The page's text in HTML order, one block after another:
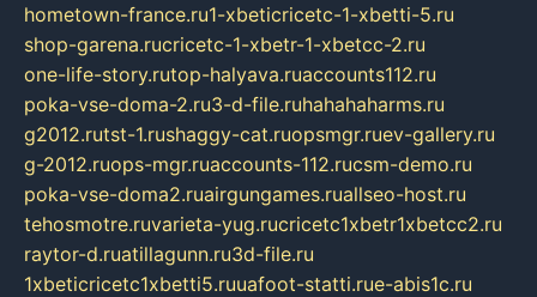
hometown-france.ru1-xbeticricetc-1-xbetti-5.ru
shop-garena.rucricetc-1-xbetr-1-xbetcc-2.ru
one-life-story.rutop-halyava.ruaccounts112.ru
poka-vse-doma-2.ru3-d-file.ruhahahaharms.ru
g2012.rutst-1.rushaggy-cat.ruopsmgr.ruev-gallery.ru
g-2012.ruops-mgr.ruaccounts-112.rucsm-demo.ru
poka-vse-doma2.ruairgungames.ruallseo-host.ru
tehosmotre.ruvarieta-yug.rucricetc1xbetr1xbetcc2.ru
raytor-d.ruatillagunn.ru3d-file.ru
1xbeticricetc1xbetti5.ruuafoot-statti.rue-abis1c.ru